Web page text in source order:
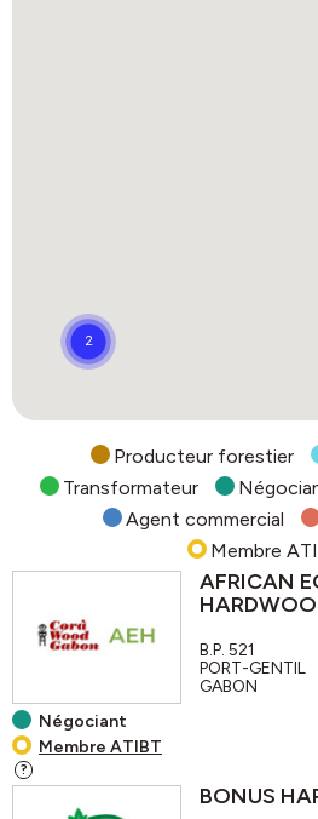
Producteur forestier
Transformateur
Agent commercial
Membre
Négociant
Membre ATIBT
?
AFRICAN
B.P. 521
PORT-GENTIL
GABON
BONUS